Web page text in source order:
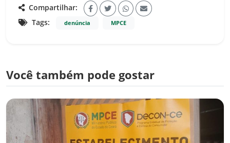
Compartilhar:
Tags:
denúncia MPCE
Você também pode gostar